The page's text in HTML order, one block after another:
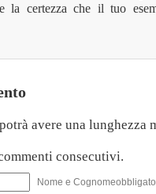
la certezza che il tuo
avere una lunghezza
consecutivi.
Nome e